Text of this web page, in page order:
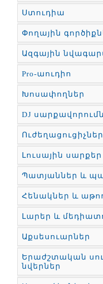
Ստուդիա
Փողային
Ազգային
Pro-աուդիո
Խոսափողներ
DJ
Լուսային սարքեր
Պատյաններ և
Հենակներ և
Լարեր և
Աքսեսուարներ
Երաժշտական
նվերներ